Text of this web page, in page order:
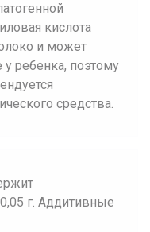
кислота
и может
ребенка, поэтому
средства.
г. Аддитивные